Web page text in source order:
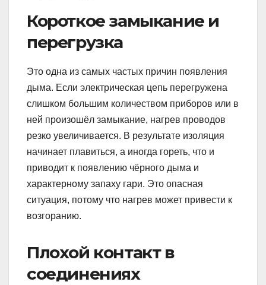
Короткое замыкание и
перегрузка
Это одна из самых частых причин появления
дыма. Если электрическая цепь перегружена
слишком большим количеством приборов или в
ней произошёл замыкание, нагрев проводов
резко увеличивается. В результате изоляция
начинает плавиться, а иногда гореть, что и
приводит к появлению чёрного дыма и
характерному запаху гари. Это опасная
ситуация, потому что нагрев может привести к
возгоранию.
Плохой контакт в
соединениях